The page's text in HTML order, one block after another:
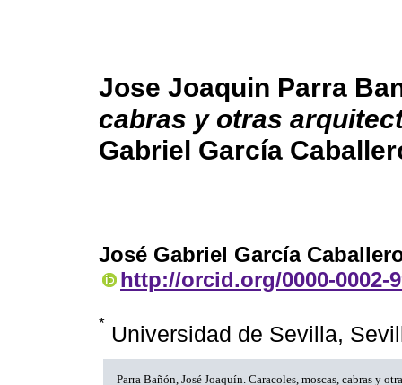
Jose Joaquin Parra
cabras y otras
Gabriel García
José Gabriel García
http://orcid.org/0000-0002-
* Universidad de Sevilla,
Parra Bañón, José Joaquín. Caracoles, moscas, cabras y